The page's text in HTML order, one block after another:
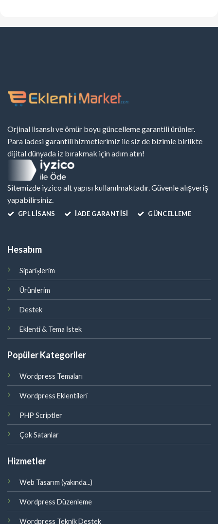
Orjinal lisanslı ve ömür boyu güncelleme garantili ürünler.
Para iadesi garantili hizmetlerimiz ile siz de bizimle birlikte
dijital dünyada iz bırakmak için adım atın!
Sitemizde iyzico alt yapısı kullanılmaktadır. Güvenle alışveriş
yapabilirsiniz.
GPL LISANS İADE GARANTİSİ GÜNCELLEME
Hesabım
Siparişlerim
Ürünlerim
Destek
Eklenti & Tema İstek
Popüler Kategoriler
Wordpress Temaları
Wordpress Eklentileri
PHP Scriptler
Çok Satanlar
Hizmetler
Web Tasarım (yakında...)
Wordpress Düzenleme
Wordpress Teknik Destek